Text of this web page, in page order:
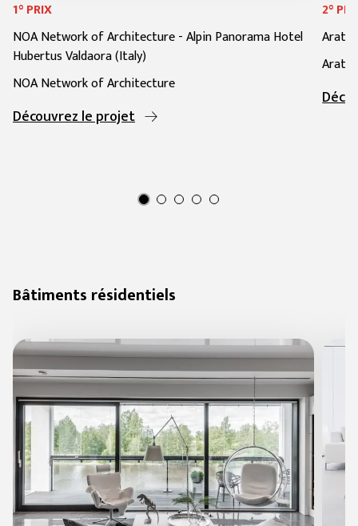
1° PRIX
NOA Network of Architecture-Alpin Panorama Hotel
Hubertus Valdaora (Italy)
NOA Network of Architecture
Découvrez le projet
2°
Arata
Arata
Bâtiments résidentiels